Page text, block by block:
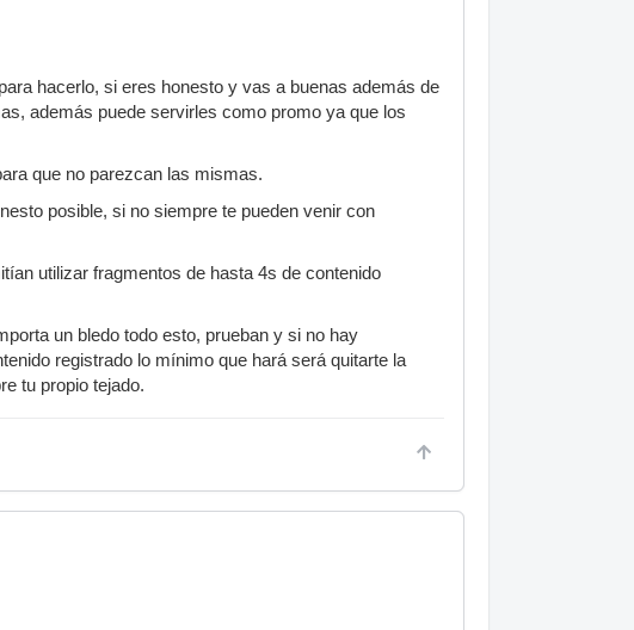
hacerlo, si eres honesto y vas a buenas además de
además puede servirles como promo ya que los
que no parezcan las mismas.
posible, si no siempre te pueden venir con
utilizar fragmentos de hasta 4s de contenido
un bledo todo esto, prueban y si no hay
registrado lo mínimo que hará será quitarte la
tu propio tejado.